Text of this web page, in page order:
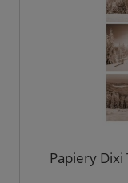
Papiery